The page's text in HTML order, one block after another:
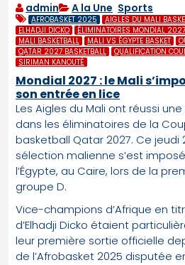
admin A la Une Sports
AFROBASKET 2025 AIGLES DU MALI
ELHADJI DICKO
ÉLIMINATOIRES MONDIAL 2027
MALI BASKETBALL
MALI VS ÉGYPTE BASKET
QATAR 2027 BASKETBALL
QUALIFICATION
SIRIMAN KANOUTÉ
Mondial 2027 : le Mali
son entrée en lice
Les Aigles du Mali ont réussi
dans les éliminatoires de la
basketball Qatar 2027. Ce jeudi
sélection malienne s’est
l’Égypte, au Caire, lors de la
groupe D.
Vice-champions d’Afrique en
d’Elhadji Dicko étaient
leur première sortie officielle
de l’Afrobasket 2025 disputée